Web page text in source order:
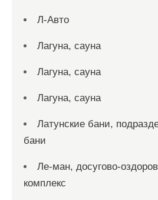
Л-Авто
Лагуна, сауна
Лагуна, сауна
Лагуна, сауна
Латунские бани,
бани
Ле-ман, досугово-
комплекс